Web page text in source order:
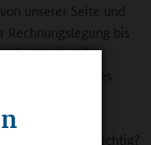
unserer Seite und
bis
eine Rolle. Wir
90 Minuten des
komplett ab.
wichtig?